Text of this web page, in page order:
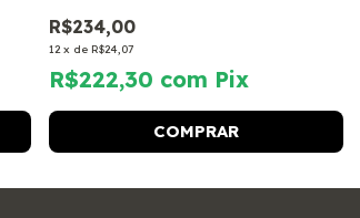
R$234,00
12 x de R$24,07
R$222,30 com Pix